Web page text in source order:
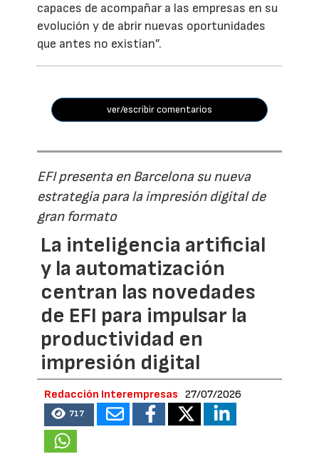
capaces de acompañar a las empresas en su
evolución y de abrir nuevas oportunidades
que antes no existían”.
ver/escribir comentarios
EFI presenta en Barcelona su nueva
estrategia para la impresión digital de
gran formato
La inteligencia artificial
y la automatización
centran las novedades
de EFI para impulsar la
productividad en
impresión digital
Redacción Interempresas 27/07/2026
717